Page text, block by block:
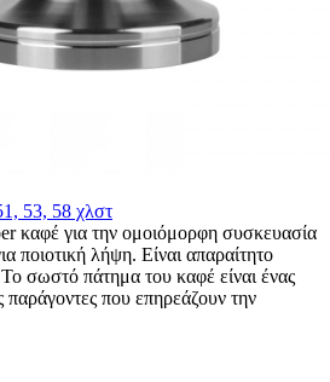
53, 58 χλστ
καφέ για την ομοιόμορφη συσκευασία
ποιοτική λήψη. Είναι απαραίτητο
σωστό πάτημα του καφέ είναι ένας
παράγοντες που επηρεάζουν την